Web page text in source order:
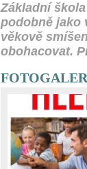
Základní
podobně jako
věkově
obohacovat.